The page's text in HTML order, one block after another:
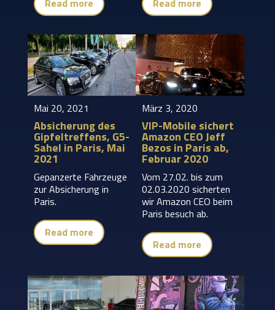
Read more Read more
Mai 20, 2021
Absicherung des
Gipfeltreffens, G5-
Sahel in Paris, Mai
2021
Gepanzerte Fahrzeuge
zur Absicherung in
Paris.
Read more
März 3, 2020
VIP-Mobile sichert
Amazon CEO Jeff
Bezos in Paris ab,
Februar 2020
Vom 27.02. bis zum
02.03.2020 sicherten
wir Amazon CEO beim
Paris besuch ab.
Read more